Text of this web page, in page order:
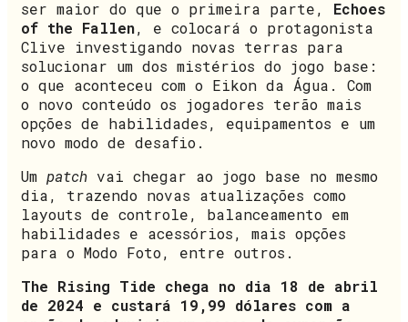
ser maior do que o primeira parte, Echoes
of the Fallen, e colocará o protagonista
Clive investigando novas terras para
solucionar um dos mistérios do jogo base:
o que aconteceu com o Eikon da Água. Com
o novo conteúdo os jogadores terão mais
opções de habilidades, equipamentos e um
novo modo de desafio.
Um patch vai chegar ao jogo base no mesmo
dia, trazendo novas atualizações como
layouts de controle, balanceamento em
habilidades e acessórios, mais opções
para o Modo Foto, entre outros.
The Rising Tide chega no dia 18 de abril
de 2024 e custará 19,99 dólares com a